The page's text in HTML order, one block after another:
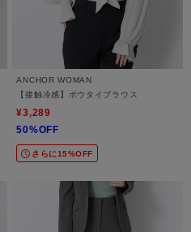
ANCHOR WOMAN
【接触冷感】ボウタイブラウス
¥3,289
50%OFF
さらに15%OFF